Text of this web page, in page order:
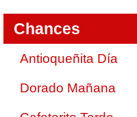
Chances
Antioqueñita Día
Dorado Mañana